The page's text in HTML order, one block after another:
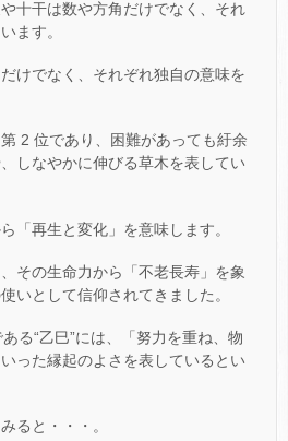
十干は数や方角だけでなく、それ
ます。
けでなく、それぞれ独自の意味を
2 位であり、困難があっても紆余
しなやかに伸びる草木を表してい
「再生と変化」を意味します。
その生命力から「不老長寿」を象
いとして信仰されてきました。
る“乙巳”には、「努力を重ね、物
った縁起のよさを表しているとい
ると・・・。